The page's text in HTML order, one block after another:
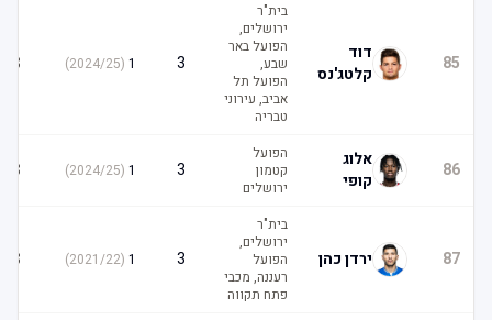
85
דוד
קלטג'נס
בית"ר
ירושלים,
הפועל באר
שבע,
הפועל תל
אביב, עירוני
טבריה
2024/25
)
86
אלוג
קופי
הפועל
קטמון
ירושלים
2024/25
)
87 ירדן כהן
בית"ר
ירושלים,
הפועל
רעננה, מכבי
פתח תקווה
2021/22
)